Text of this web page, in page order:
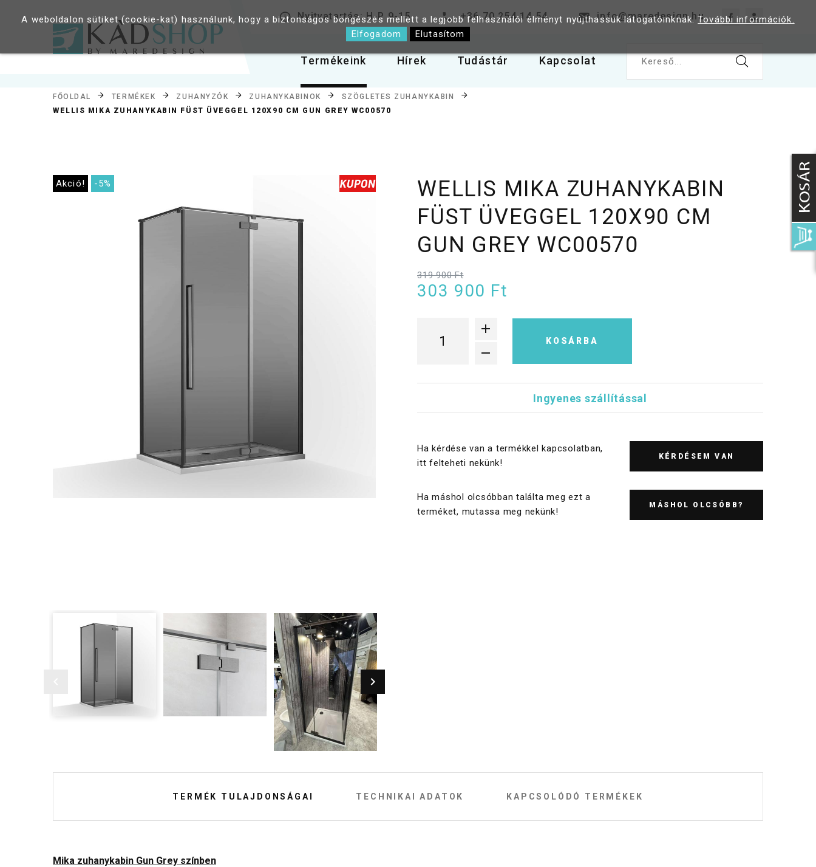
Nyitvatartás: H-P 9-15 +36 70 254 14 54 info@maredesign.hu
Termékeink Hírek Tudástár Kapcsolat Kereső...
FŐOLDAL TERMÉKEK ZUHANYZÓK ZUHANYKABINOK
SZÖGLETES ZUHANYKABIN
WELLIS MIKA ZUHANYKABIN FÜST ÜVEGGEL 120X90 CM GUN GREY WC00570
Akció! -5%
WELLIS MIKA ZUHANYKABIN
FÜST ÜVEGGEL 120X90 CM
GUN GREY WC00570
319 900 Ft
303 900 Ft
KOSÁRBA
Ingyenes szállítással
Ha kérdése van a termékkel kapcsolatban,
itt felteheti nekünk!
KÉRDÉSEM VAN
Ha máshol olcsóbban találta meg ezt a
terméket, mutassa meg nekünk!
MÁSHOL OLCSÓBB?
TERMÉK TULAJDONSÁGAI TECHNIKAI ADATOK KAPCSOLÓDÓ TERMÉKEK
Mika zuhanykabin Gun Grey színben
A weboldalon sütiket (cookie-kat) használunk, hogy a biztonságos böngészés mellett a legjobb felhasználói élményt nyújthassuk látogatóinknak.További információk.
Elfogadom
Elutasítom